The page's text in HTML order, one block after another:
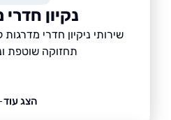
נקיון חדרי
שירותי ניקיון חדרי מדרגות
תחזוקה שוטפת וניקיון